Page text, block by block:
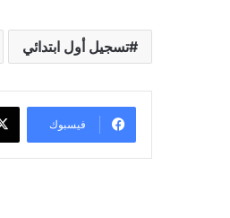
تسجيل أول ابتدائي
فيسبوك